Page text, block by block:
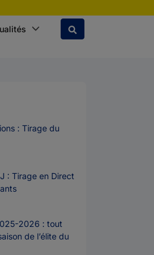
: Tirage du
: Tirage en Direct
2026 : tout
de l’élite du